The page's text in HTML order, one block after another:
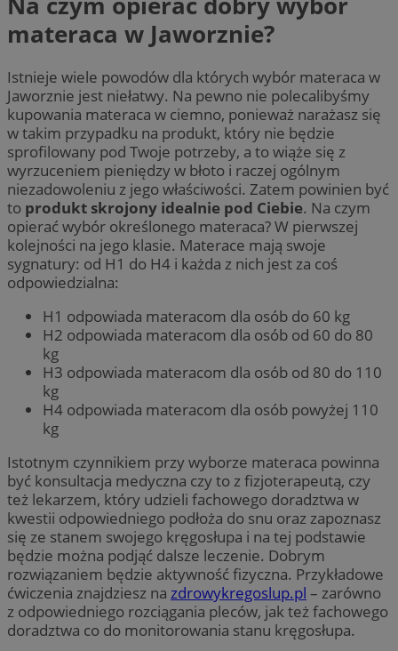
materaca w Jaworznie?
Istnieje wiele powodów dla których wybór materaca w
Jaworznie jest niełatwy. Na pewno nie polecalibyśmy
kupowania materaca w ciemno, ponieważ narażasz się
w takim przypadku na produkt, który nie będzie
sprofilowany pod Twoje potrzeby, a to wiąże się z
wyrzuceniem pieniędzy w błoto i raczej ogólnym
niezadowoleniu z jego właściwości. Zatem powinien być
to produkt skrojony idealnie pod Ciebie. Na czym
opierać wybór określonego materaca? W pierwszej
kolejności na jego klasie. Materace mają swoje
sygnatury: od H1 do H4 i każda z nich jest za coś
odpowiedzialna:
H1 odpowiada materacom dla osób do 60 kg
H2 odpowiada materacom dla osób od 60 do 80
kg
H3 odpowiada materacom dla osób od 80 do 110
kg
H4 odpowiada materacom dla osób powyżej 110
kg
Istotnym czynnikiem przy wyborze materaca powinna
być konsultacja medyczna czy to z fizjoterapeutą, czy
też lekarzem, który udzieli fachowego doradztwa w
kwestii odpowiedniego podłoża do snu oraz zapoznasz
się ze stanem swojego kręgosłupa i na tej podstawie
będzie można podjąć dalsze leczenie. Dobrym
rozwiązaniem będzie aktywność fizyczna. Przykładowe
ćwiczenia znajdziesz na zdrowykregoslup.pl – zarówno
z odpowiedniego rozciągania pleców, jak też fachowego
doradztwa co do monitorowania stanu kręgosłupa.